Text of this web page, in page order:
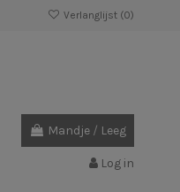
Verlanglijst (0)
Mandje / Leeg
Log in